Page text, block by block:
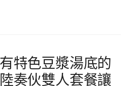
特色豆漿湯底的
奏伙雙人套餐讓